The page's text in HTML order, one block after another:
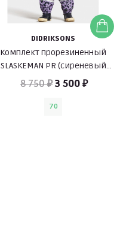
DIDRIKSONS
Комплект прорезиненный
SLASKEMAN PR (сиреневый
леопард)
8 750 ₽3 500 ₽
70